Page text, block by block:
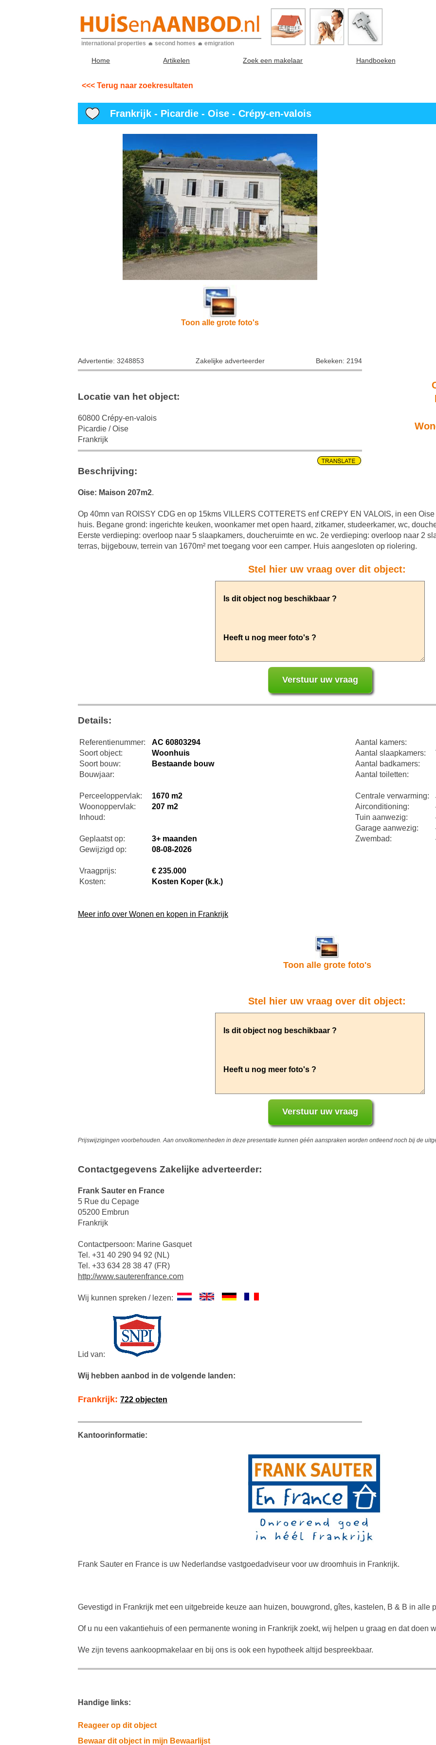
international properties second homes emigration
Home Artikelen Zoek een makelaar Handboeken
<<< Terug naar zoekresultaten
Frankrijk - Picardie - Oise - Crépy-en-valois
Toon alle grote foto's
Advertentie: 3248853 Zakelijke adverteerder Bekeken: 2194
Locatie van het object:
60800 Crépy-en-valois
Picardie / Oise
Frankrijk
Beschrijving:
Oise: Maison 207m2.
Op 40mn van ROISSY CDG en op 15kms VILLERS COTTERETS enf CREPY EN VALOIS, in een
huis. Begane grond: ingerichte keuken, woonkamer met open haard, zitkamer, studeerkamer, wc,
Eerste verdieping: overloop naar 5 slaapkamers, doucheruimte en wc. 2e verdieping: overloop naar 2
terras, bijgebouw, terrein van 1670m² met toegang voor een camper. Huis aangesloten op riolering.
Stel hier uw vraag over dit object:
Details:
Referentienummer:
AC 60803294
Soort object:
Woonhuis
Soort bouw:
Bestaande bouw
Bouwjaar:
Perceeloppervlak:
1670 m2
Woonoppervlak:
207 m2
Inhoud:
Geplaatst op:
3+ maanden
Gewijzigd op:
08-08-2026
Vraagprijs:
€ 235.000
Kosten:
Kosten Koper (k.k.)
Aantal kamers:
Aantal slaapkamers:
Aantal badkamers:
Aantal toiletten:
Centrale verwarming:
Airconditioning:
Tuin aanwezig:
Garage aanwezig:
Zwembad:
Meer info over Wonen en kopen in Frankrijk
Toon alle grote foto's
Stel hier uw vraag over dit object:
Prijswijzigingen voorbehouden. Aan onvolkomenheden in deze presentatie kunnen géén aanspraken worden ontleend noch bij de
Contactgegevens Zakelijke adverteerder:
Frank Sauter en France
5 Rue du Cepage
05200 Embrun
Frankrijk
Contactpersoon: Marine Gasquet
Tel. +31 40 290 94 92 (NL)
Tel. +33 634 28 38 47 (FR)
http://www.sauterenfrance.com
Wij kunnen spreken / lezen:
Lid van:
Wij hebben aanbod in de volgende landen:
Frankrijk: 722 objecten
Kantoorinformatie:
Frank Sauter en France is uw Nederlandse vastgoedadviseur voor uw droomhuis in Frankrijk.
Gevestigd in Frankrijk met een uitgebreide keuze aan huizen, bouwgrond, gîtes, kastelen, B & B in alle
Of u nu een vakantiehuis of een permanente woning in Frankrijk zoekt, wij helpen u graag en dat doen
We zijn tevens aankoopmakelaar en bij ons is ook een hypotheek altijd bespreekbaar.
Handige links:
Reageer op dit object
Bewaar dit object in mijn Bewaarlijst